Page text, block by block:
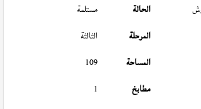
الحالة
مستلمة
المرحلة
الثالثة
المساحة
109
مطابخ
1